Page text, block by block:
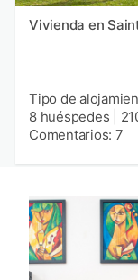
Vivienda en
Tipo de
8 huéspedes
Comentarios: 7